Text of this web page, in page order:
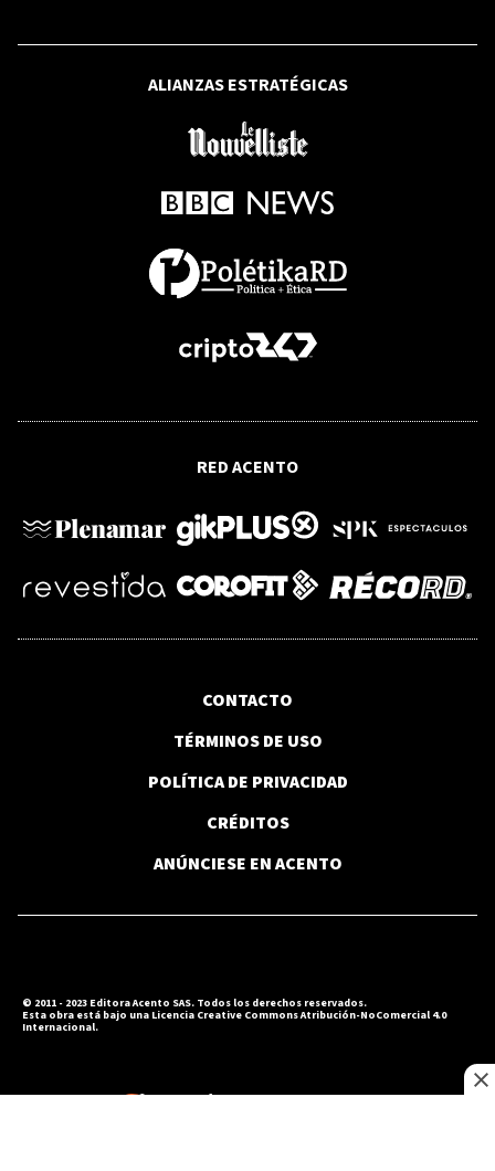
Al primer mes de su partida, harán misa
en recordación de Roberto Fernández
Envían a juicio de fondo a Jean Andrés
BBC NEWS MUNDO
Cartel Jalisco Nueva Generación por
millones en recompensas
VIOLENCIA DE GÉNERO
ALIANZAS ESTRATÉGICAS
RED ACENTO
CONTACTO
TÉRMINOS DE USO
POLÍTICA DE PRIVACIDAD
CRÉDITOS
ANÚNCIESE EN ACENTO
© 2011 - 2023 Editora Acento SAS. Todos los derechos reservados.
Esta obra está bajo una Licencia Creative Commons Atribución-NoComercial 4.0
Internacional.